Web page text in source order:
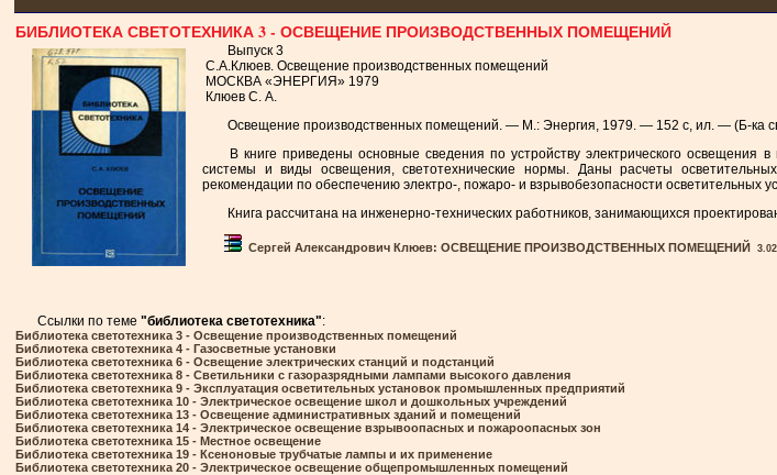
БИБЛИОТЕКА СВЕТОТЕХНИКА 3 - ОСВЕЩЕНИЕ ПРОИЗВОДСТВЕННЫХ ПОМЕЩЕНИЙ
Выпуск 3
С.А.Клюев. Освещение производственных помещений
МОСКВА «ЭНЕРГИЯ» 1979
Клюев С. А.
Освещение производственных помещений. — М.: Энергия, 1979. — 152 с, ил. — (Б-ка
В книге приведены основные сведения по устройству электрического
системы и виды освещения, светотехнические нормы. Даны расчеты
рекомендации по обеспечению электро-, пожаро- и взрывобезопасности осветительных
Книга рассчитана на инженерно-технических работников, занимающихся
Сергей Александрович Клюев: ОСВЕЩЕНИЕ ПРОИЗВОДСТВЕННЫХ ПОМЕЩЕНИЙ
Ссылки по теме "библиотека светотехника":
Библиотека светотехника 3 - Освещение производственных помещений
Библиотека светотехника 4 - Газосветные установки
Библиотека светотехника 6 - Освещение электрических станций и подстанций
Библиотека светотехника 8 - Светильники с газоразрядными лампами высокого давления
Библиотека светотехника 9 - Эксплуатация осветительных установок промышленных предприятий
Библиотека светотехника 10 - Электрическое освещение школ и дошкольных учреждений
Библиотека светотехника 13 - Освещение административных зданий и помещений
Библиотека светотехника 14 - Электрическое освещение взрывоопасных и пожароопасных зон
Библиотека светотехника 15 - Местное освещение
Библиотека светотехника 19 - Ксеноновые трубчатые лампы и их применение
Библиотека светотехника 20 - Электрическое освещение общепромышленных помещений